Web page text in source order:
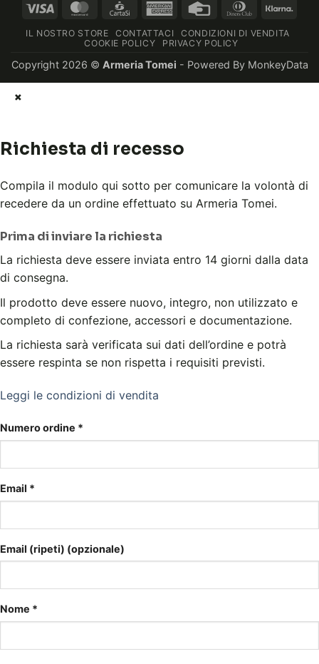
Visa MasterCardCartaSi
American Credit
Dinners
IL NOSTRO STORE CONTATTACI
CONDIZIONI DI VENDITA
COOKIE POLICY
PRIVACY POLICY
Copyright 2026 © Armeria Tomei - Powered By MonkeyData
×
Richiesta di recesso
Compila il modulo qui sotto per comunicare la volontà di
recedere da un ordine effettuato su Armeria Tomei.
Prima di inviare la richiesta
La richiesta deve essere inviata entro 14 giorni dalla data
di consegna.
Il prodotto deve essere nuovo, integro, non utilizzato e
completo di confezione, accessori e documentazione.
La richiesta sarà verificata sui dati dell’ordine e potrà
essere respinta se non rispetta i requisiti previsti.
Leggi le condizioni di vendita
Numero ordine *
Email *
Email (ripeti) (opzionale)
Nome *